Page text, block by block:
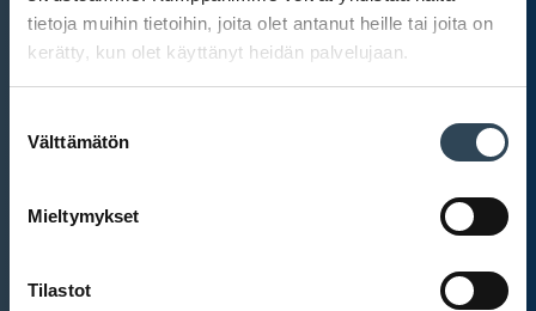
tietoja muihin tietoihin, joita olet antanut heille tai joita on
kerätty, kun olet käyttänyt heidän palvelujaan.
valinta
Välttämätön
Mieltymykset
Tilastot
Kauppakeskus Arabia
Et ole kirjautunut sisään. Kirjaudu sisään